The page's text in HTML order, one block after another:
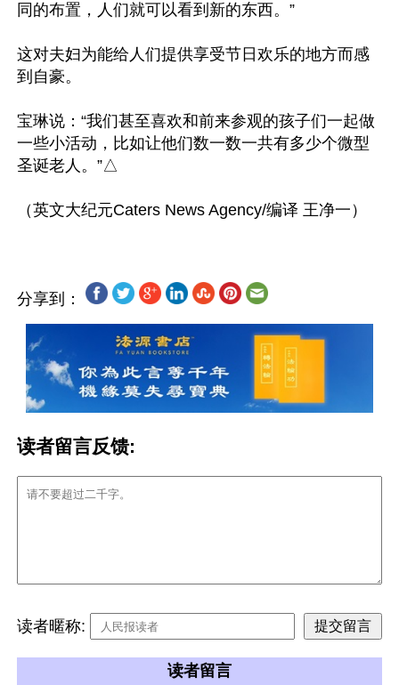
同的布置，人们就可以看到新的东西。”
这对夫妇为能给人们提供享受节日欢乐的地方而感
到自豪。
宝琳说：“我们甚至喜欢和前来参观的孩子们一起做
一些小活动，比如让他们数一数一共有多少个微型
圣诞老人。”△
分享到：
读者留言反馈:
读者暱称:
读者留言